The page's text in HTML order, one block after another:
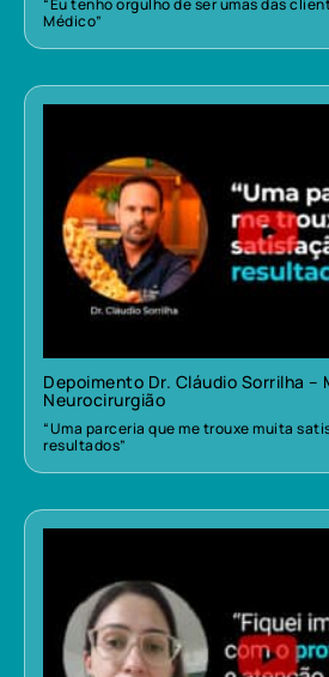
“Eu tenho orgulho de ser umas das
Médico”
Depoimento Dr. Cláudio Sorrilha –
Neurocirurgião
“Uma parceria que me trouxe muita
resultados”